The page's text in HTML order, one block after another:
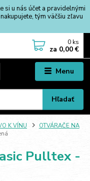
si u nás účet a pravidelnými
tým väčšiu zľavu
Menu
Hľadať
0 ks
za 0,00 €
K VÍNU
OTVÁRAČE NA
Pulltex -